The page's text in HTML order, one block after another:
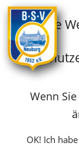
Diese
Wenn
OK! Ich